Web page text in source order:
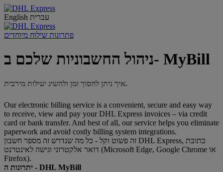
English עברית
פתרונות שילוח מיוחדים
ניהול החשבוניות שלכם ב- MyBill
איך ניתן לחסוך זמן ולהשיג יעילות מירבית.
Our electronic billing service is a convenient, secure and easy way
to receive, view and pay your DHL Express invoices – via credit
card or bank transfer. And best of all, our service helps you eliminate
paperwork and avoid costly billing system integrations.
זה פשוט וקל - כל מה שנדרש זה מספר חשבון DHL Express, כתובת
דואר אלקטרוני וגישה לאינטרנט (Microsoft Edge, Google Chrome או
Firefox).
יתרונות ה - DHL MyBill